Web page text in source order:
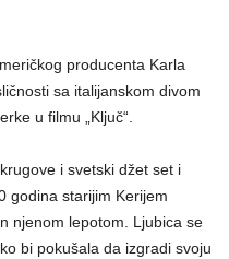
producenta Karla
sa italijanskom divom
u filmu „Ključ“.
i svetski džet set i
godina starijim Kerijem
njenom lepotom. Ljubica se
bi pokušala da izgradi svoju